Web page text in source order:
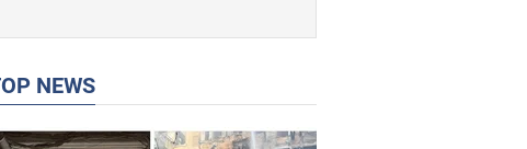
TOP NEWS